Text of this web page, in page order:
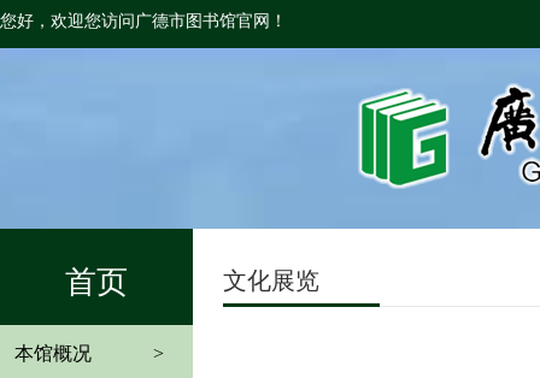
您好，欢迎您访问广德市图书馆官网！
首页
本馆概况 >
文化展览